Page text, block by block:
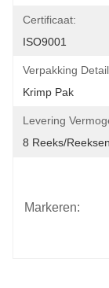
Certificaat:
ISO9001
Verpakking
Krimp Pak
Levering
8 Reeks/
Markeren: